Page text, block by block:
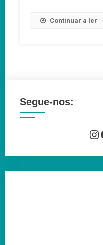
Continuar a ler
Segue-nos: